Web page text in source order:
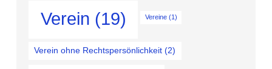
Verein (19) Vereine(1)
Verein ohne Rechtspersönlichkeit (2)